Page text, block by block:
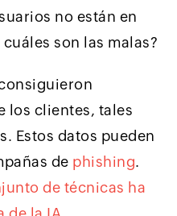
no están en
son las malas?
los clientes, tales
Estos datos pueden
de phishing.
de técnicas ha